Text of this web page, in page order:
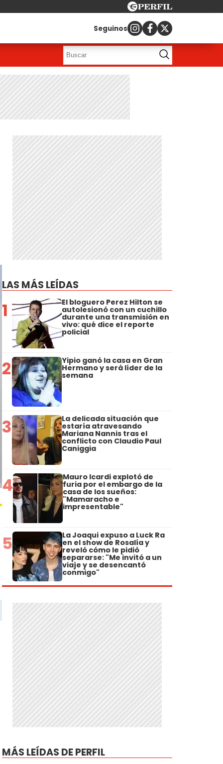
Seguinos
LAS MÁS LEÍDAS
1 El bloguero Perez Hilton se
autolesionó con un cuchillo
durante una transmisión en
vivo: qué dice el reporte
policial
2 Yipio ganó la casa en Gran
Hermano y será líder de la
semana
3 La delicada situación que
estaría atravesando
Mariana Nannis tras el
conflicto con Claudio Paul
Caniggia
4 Mauro Icardi explotó de
furia por el embargo de la
casa de los sueños:
"Mamaracho e
impresentable"
5 La Joaqui expuso a Luck Ra
en el show de Rosalía y
reveló cómo le pidió
separarse: "Me invitó a un
viaje y se desencantó
conmigo"
MÁS LEÍDAS DE PERFIL